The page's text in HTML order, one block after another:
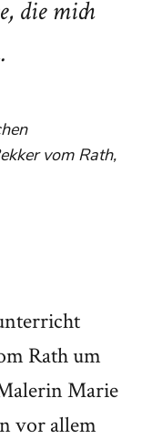
die mich
vom Rath,
Rath um
Marie
vor allem